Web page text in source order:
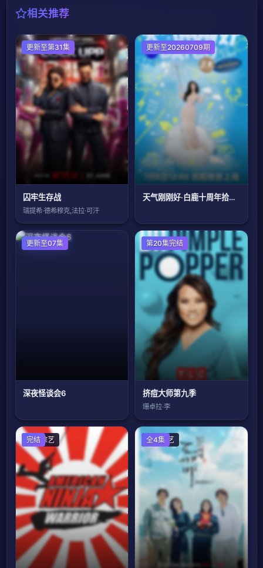
相关推荐
更新至第31集
囚牢生存战
瑞提希·德希穆克,法拉·可汗
更新至20260709期
天气刚刚好·白鹿十周年拾光音乐会
日韩综艺
更新至07集
深夜怪谈会6
欧美综艺
第20集完结
挤痘大师第九季
珊卓拉·李
欧美综艺
完结 日韩综艺
全4集